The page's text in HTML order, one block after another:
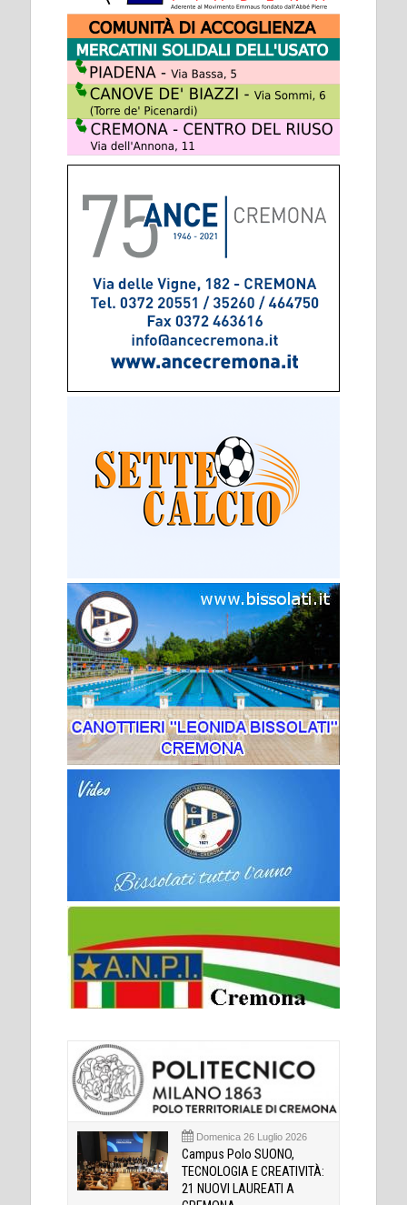
Domenica 26 Luglio 2026
Campus Polo SUONO,
TECNOLOGIA E CREATIVITÀ:
21 NUOVI LAUREATI A